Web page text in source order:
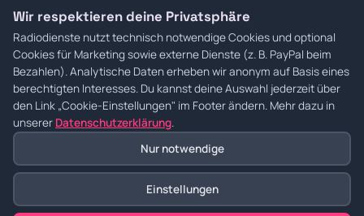
AGB
Cookie-Einstellungen
Krefeld für den Niederrhein
© 2026 Radiodienste. Alle Rechte vorbehalten.·Datenschutz·AGB·
Impressum
Wir respektieren deine Privatsphäre
Radiodienste nutzt technisch notwendige Cookies und optional
Cookies für Marketing sowie externe Dienste (z. B. PayPal beim
Bezahlen). Analytische Daten erheben wir anonym auf Basis eines
berechtigten Interesses. Du kannst deine Auswahl jederzeit über
den Link „Cookie-Einstellungen" im Footer ändern. Mehr dazu in
unserer Datenschutzerklärung.
Nur notwendige
Einstellungen